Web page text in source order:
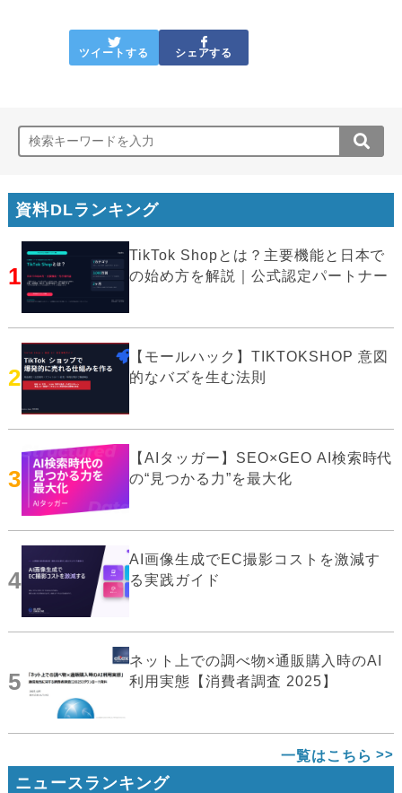
ツイートする シェアする
資料DLランキング
1
TikTok Shopとは？主要機能と日本で
の始め方を解説｜公式認定パートナー
2
【モールハック】TIKTOKSHOP 意図
的なバズを生む法則
3
【AIタッガー】SEO×GEO AI検索時代
の“見つかる力”を最大化
4
AI画像生成でEC撮影コストを激減す
る実践ガイド
5
ネット上での調べ物×通販購入時のAI
利用実態【消費者調査 2025】
一覧はこちら
ニュースランキング